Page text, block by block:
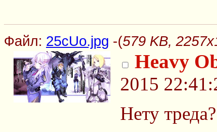
Файл: 25cUo.jpg -(579 KB,
Heavy
2015
Нету